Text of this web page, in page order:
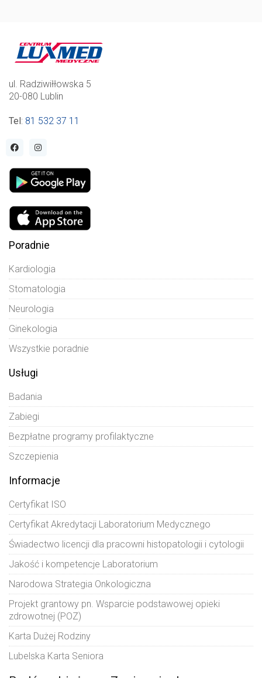
ul. Radziwiłłowska 5
20-080 Lublin
Tel: 81 532 37 11
Poradnie
Kardiologia
Stomatologia
Neurologia
Ginekologia
Wszystkie poradnie
Usługi
Badania
Zabiegi
Bezpłatne programy profilaktyczne
Szczepienia
Informacje
Certyfikat ISO
Certyfikat Akredytacji Laboratorium Medycznego
Świadectwo licencji dla pracowni histopatologii i cytologii
Jakość i kompetencje Laboratorium
Narodowa Strategia Onkologiczna
Projekt grantowy pn. Wsparcie podstawowej opieki
zdrowotnej (POZ)
Karta Dużej Rodziny
Lubelska Karta Seniora